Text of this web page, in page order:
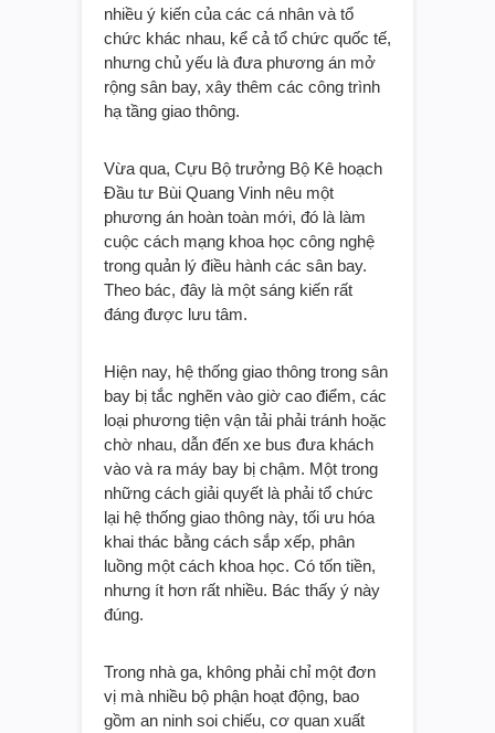
nhiều ý kiến của các cá nhân và tổ
chức khác nhau, kể cả tổ chức quốc tế,
nhưng chủ yếu là đưa phương án mở
rộng sân bay, xây thêm các công trình
hạ tầng giao thông.
Vừa qua, Cựu Bộ trưởng Bộ Kê hoạch
Đầu tư Bùi Quang Vinh nêu một
phương án hoàn toàn mới, đó là làm
cuộc cách mạng khoa học công nghệ
trong quản lý điều hành các sân bay.
Theo bác, đây là một sáng kiến rất
đáng được lưu tâm.
Hiện nay, hệ thống giao thông trong sân
bay bị tắc nghẽn vào giờ cao điểm, các
loại phương tiện vận tải phải tránh hoặc
chờ nhau, dẫn đến xe bus đưa khách
vào và ra máy bay bị chậm. Một trong
những cách giải quyết là phải tổ chức
lại hệ thống giao thông này, tối ưu hóa
khai thác bằng cách sắp xếp, phân
luồng một cách khoa học. Có tốn tiền,
nhưng ít hơn rất nhiều. Bác thấy ý này
đúng.
Trong nhà ga, không phải chỉ một đơn
vị mà nhiều bộ phận hoạt động, bao
gồm an ninh soi chiếu, cơ quan xuất